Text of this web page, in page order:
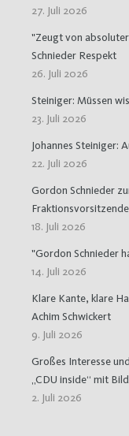
27. Juli 2026
"Zeugt von
Schnieder Respekt
26. Juli 2026
Steiniger: Müssen
23. Juli 2026
Johannes Steiniger:
22. Juli 2026
Gordon Schnieder
18. Juli 2026
"Gordon Schnieder
14. Juli 2026
Klare Kante, klare
Achim Schwickert
9. Juli 2026
Großes Interesse
„CDU inside“ mit
2. Juli 2026